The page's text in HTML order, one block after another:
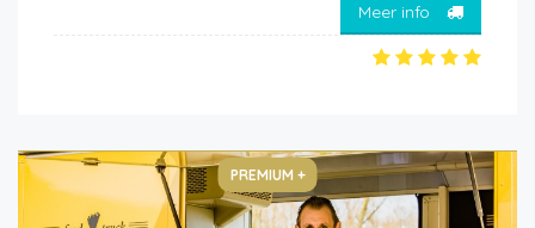
Meer info
PREMIUM +